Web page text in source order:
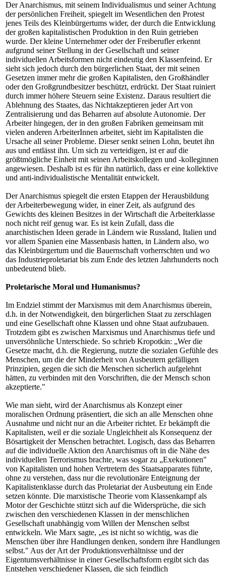
Der Anarchismus, mit seinem Individualismus und seiner Achtung
der persönlichen Freiheit, spiegelt im Wesentlichen den Protest
jenes Teils des Kleinbürgertums wider, der durch die Entwicklung
der großen kapitalistischen Produktion in den Ruin getrieben
wurde. Der kleine Unternehmer oder der Freiberufler erkennt
aufgrund seiner Stellung in der Gesellschaft und seiner
individuellen Arbeitsformen nicht eindeutig den Klassenfeind. Er
sieht sich jedoch durch den bürgerlichen Staat, der mit seinen
Gesetzen immer mehr die großen Kapitalisten, den Großhändler
oder den Großgrundbesitzer beschützt, erdrückt. Der Staat ruiniert
durch immer höhere Steuern seine Existenz. Daraus resultiert die
Ablehnung des Staates, das Nichtakzeptieren jeder Art von
Zentralisierung und das Beharren auf absolute Autonomie. Der
Arbeiter hingegen, der in den großen Fabriken gemeinsam mit
vielen anderen ArbeiterInnen arbeitet, sieht im Kapitalisten die
Ursache all seiner Probleme. Dieser senkt seinen Lohn, beutet ihn
aus und entlässt ihn. Um sich zu verteidigen, ist er auf die
größtmögliche Einheit mit seinen Arbeitskollegen und -kolleginnen
angewiesen. Deshalb ist es für ihn natürlich, dass er eine kollektive
und anti-individualistische Mentalität entwickelt.
Der Anarchismus spiegelt die ersten Etappen der Herausbildung
der Arbeiterbewegung wider, in einer Zeit, als aufgrund des
Gewichts des kleinen Besitzes in der Wirtschaft die Arbeiterklasse
noch nicht reif genug war. Es ist kein Zufall, dass die
anarchistischen Ideen gerade in Ländern wie Russland, Italien und
vor allem Spanien eine Massenbasis hatten, in Ländern also, wo
das Kleinbürgertum und die Bauernschaft vorherrschten und wo
das Industrieproletariat bis zum Ende des letzten Jahrhunderts noch
unbedeutend blieb.
Proletarische Moral und Humanismus?
Im Endziel stimmt der Marxismus mit dem Anarchismus überein,
d.h. in der Notwendigkeit, den bürgerlichen Staat zu zerschlagen
und eine Gesellschaft ohne Klassen und ohne Staat aufzubauen.
Trotzdem gibt es zwischen Marxismus und Anarchismus tiefe und
unversöhnliche Unterschiede. So schrieb Kropotkin: „Wer die
Gesetze macht, d.h. die Regierung, nutzte die sozialen Gefühle des
Menschen, um die der Minderheit von Ausbeutern gefälligen
Prinzipien, gegen die sich die Menschen sicherlich aufgelehnt
hätten, zu verbinden mit den Vorschriften, die der Mensch schon
akzeptierte."
Wie man sieht, wird der Anarchismus als Konzept einer
moralischen Ordnung präsentiert, die sich an alle Menschen ohne
Ausnahme und nicht nur an die Arbeiter richtet. Er bekämpft die
Kapitalisten, weil er die soziale Ungleichheit als Konsequenz der
Bösartigkeit der Menschen betrachtet. Logisch, dass das Beharren
auf die individuelle Aktion den Anarchismus oft in die Nähe des
individuellen Terrorismus brachte, was sogar zu „Exekutionen"
von Kapitalisten und hohen Vertretern des Staatsapparates führte,
ohne zu verstehen, dass nur die revolutionäre Enteignung der
Kapitalistenklasse durch das Proletariat der Ausbeutung ein Ende
setzen könnte. Die marxistische Theorie vom Klassenkampf als
Motor der Geschichte stützt sich auf die Widersprüche, die sich
zwischen den verschiedenen Klassen in der menschlichen
Gesellschaft unabhängig vom Willen der Menschen selbst
entwickeln. Wie Marx sagte, „es ist nicht so wichtig, was die
Menschen über ihre Handlungen denken, sondern ihre Handlungen
selbst." Aus der Art der Produktionsverhältnisse und der
Eigentumsverhältnisse in einer Gesellschaftsform ergibt sich das
Entstehen verschiedener Klassen, die sich feindlich